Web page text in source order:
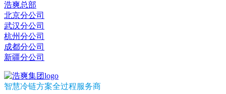
浩爽总部
北京分公司
武汉分公司
杭州分公司
成都分公司
新疆分公司
智慧冷链方案全过程服务商